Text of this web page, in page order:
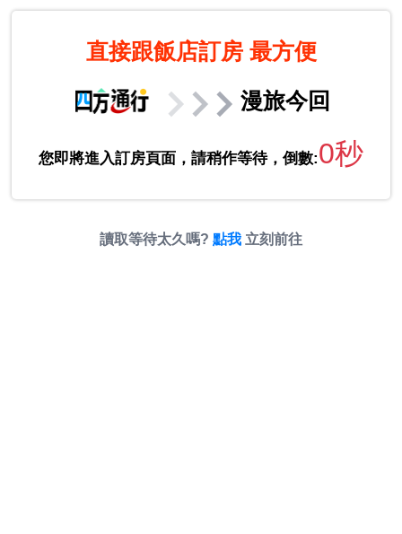
直接跟飯店訂房 最方便
漫旅今回
您即將進入訂房頁面，請稍作等待，倒數:0秒
讀取等待太久嗎? 點我 立刻前往